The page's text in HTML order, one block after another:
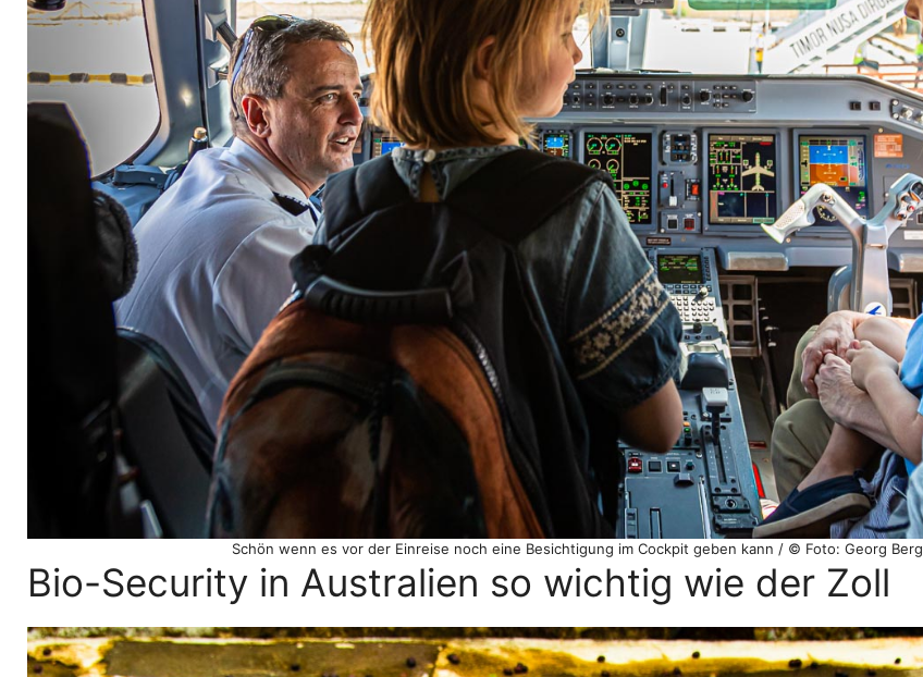
Schön wenn es vor der Einreise noch eine Besichtigung im Cockpit geben kann / © Foto: Georg Berg
Bio-Security in Australien so wichtig wie der Zoll